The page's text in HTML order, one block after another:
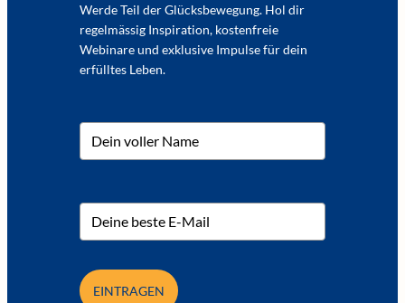
Werde Teil der Glücksbewegung. Hol dir
regelmässig Inspiration, kostenfreie
Webinare und exklusive Impulse für dein
erfülltes Leben.
EINTRAGEN